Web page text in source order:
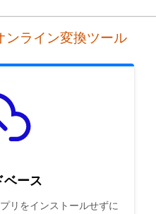
ンライン変換ツール
ベース
リをインストールせずに